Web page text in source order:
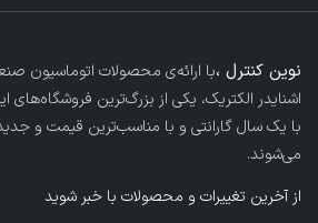
نوین کنترل ،با ارائه‌ی محصولات اتوماسیون
اشنایدر الکتریک، یکی از بزرگ‌ترین فروشگاه‌های
با یک سال گارانتی و با مناسب‌ترین قیمت و
می‌شوند.
از آخرین تغییرات و محصولات با خبر شوید